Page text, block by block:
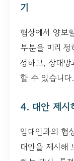
기
협상에서 양보
부분을 미리
정하고, 상대방
할 수 있습니다.
4. 대안 제시
임대인과의 협
대안을 제시해